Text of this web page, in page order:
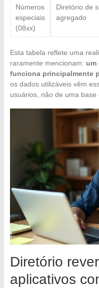
Números
especiais
(08xx)
Diretório de
agregado
Esta tabela reflete uma
raramente mencionam: um
funciona principalmente
os dados utilizáveis vêm
usuários, não de uma base
Diretório
aplicativos